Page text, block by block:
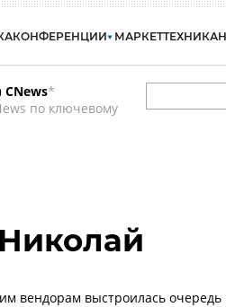
КОНФЕРЕНЦИИ МАРКЕТТЕХНИКА
CNews*
по ключевому
вендорам выстроилась очередь